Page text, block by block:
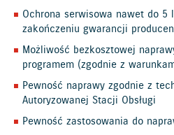
Ochrona serwisowa nawet do
zakończeniu gwarancji
Możliwość bezkosztowej
programem (zgodnie z
Pewność naprawy zgodnie z
Autoryzowanej Stacji Obsługi
Pewność zastosowania do